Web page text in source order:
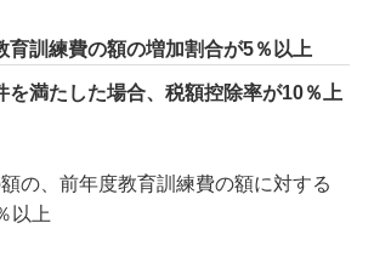
育訓練費の額の増加割合が5％以上
を満たした場合、税額控除率が10％上
の、前年度教育訓練費の額に対する
以上